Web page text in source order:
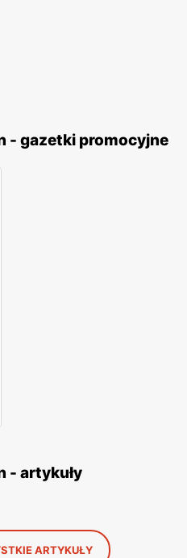
- gazetki promocyjne
- artykuły
ARTYKUŁY